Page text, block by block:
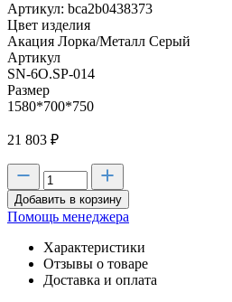
Артикул: bca2b0438373
Цвет изделия
Акация Лорка/Металл Серый
Артикул
SN-6O.SP-014
Размер
1580*700*750
21 803 ₽
Добавить в корзину
Помощь менеджера
Характеристики
Отзывы о товаре
Доставка и оплата